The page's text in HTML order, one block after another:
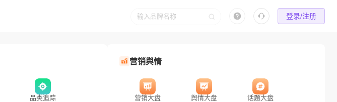
登录/注册
品类追踪
营销舆情
营销大盘 舆情大盘 话题大盘